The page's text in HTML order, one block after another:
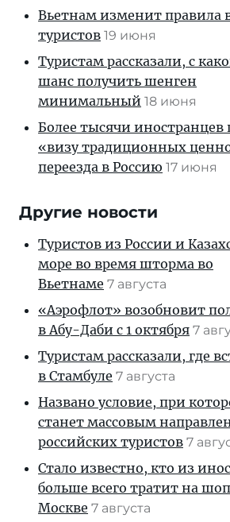
Вьетнам изменит правила
туристов 19 июня
Туристам рассказали, с
шанс получить шенген
минимальный 18 июня
Более тысячи иностранцев
«визу традиционных
переезда в Россию 17 июня
Другие новости
Туристов из России и
море во время шторма во
Вьетнаме 7 августа
«Аэрофлот» возобновит
в Абу-Даби с 1 октября 7
Туристам рассказали, где
в Стамбуле 7 августа
Названо условие, при
станет массовым
российских туристов 7
Стало известно, кто из
больше всего тратит на
Москве 7 августа